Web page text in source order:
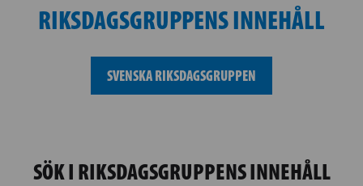
RIKSDAGSGRUPPENS INNEHÅLL
SVENSKA RIKSDAGSGRUPPEN
SÖK I RIKSDAGSGRUPPENS INNEHÅLL